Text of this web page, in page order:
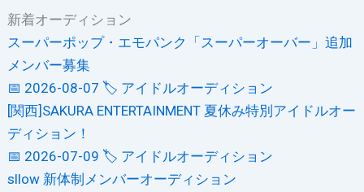
新着オーディション
スーパーポップ・エモパンク「スーパーオーバー」追加
メンバー募集
📅 2026-08-07 🏷️ アイドルオーディション
[関西]SAKURA ENTERTAINMENT 夏休み特別アイドルオー
ディション！
📅 2026-07-09 🏷️ アイドルオーディション
sllow 新体制メンバーオーディション